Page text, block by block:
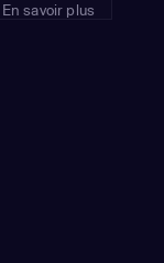
En savoir plus